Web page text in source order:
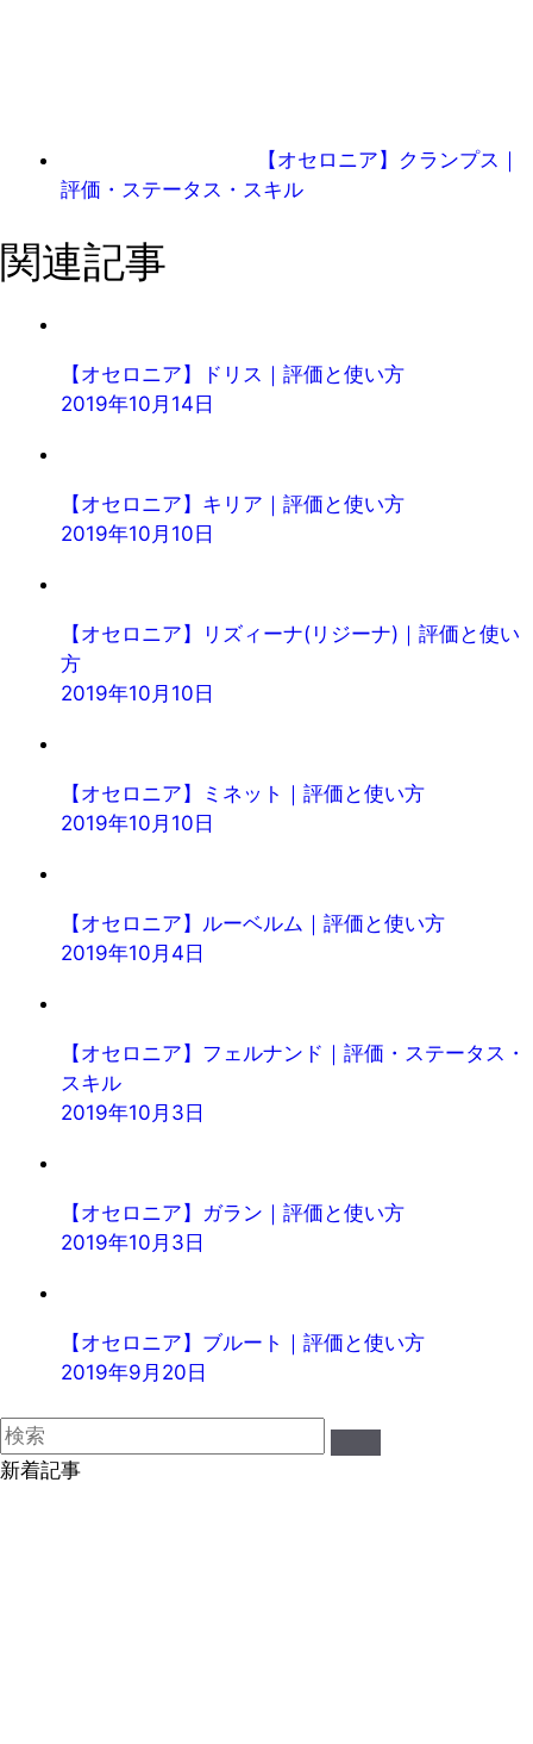
【オセロニア】クランプス｜
評価・ステータス・スキル
関連記事
【オセロニア】ドリス｜評価と使い方
2019年10月14日
【オセロニア】キリア｜評価と使い方
2019年10月10日
【オセロニア】リズィーナ(リジーナ)｜評価と使い
方
2019年10月10日
【オセロニア】ミネット｜評価と使い方
2019年10月10日
【オセロニア】ルーベルム｜評価と使い方
2019年10月4日
【オセロニア】フェルナンド｜評価・ステータス・
スキル
2019年10月3日
【オセロニア】ガラン｜評価と使い方
2019年10月3日
【オセロニア】ブルート｜評価と使い方
2019年9月20日
新着記事